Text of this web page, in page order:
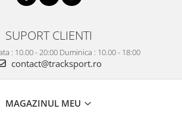
SUPORT CLIENTI
: 10.00 - 20:00 Duminica : 10.00 - 18:00
contact@tracksport.ro
MAGAZINUL MEU